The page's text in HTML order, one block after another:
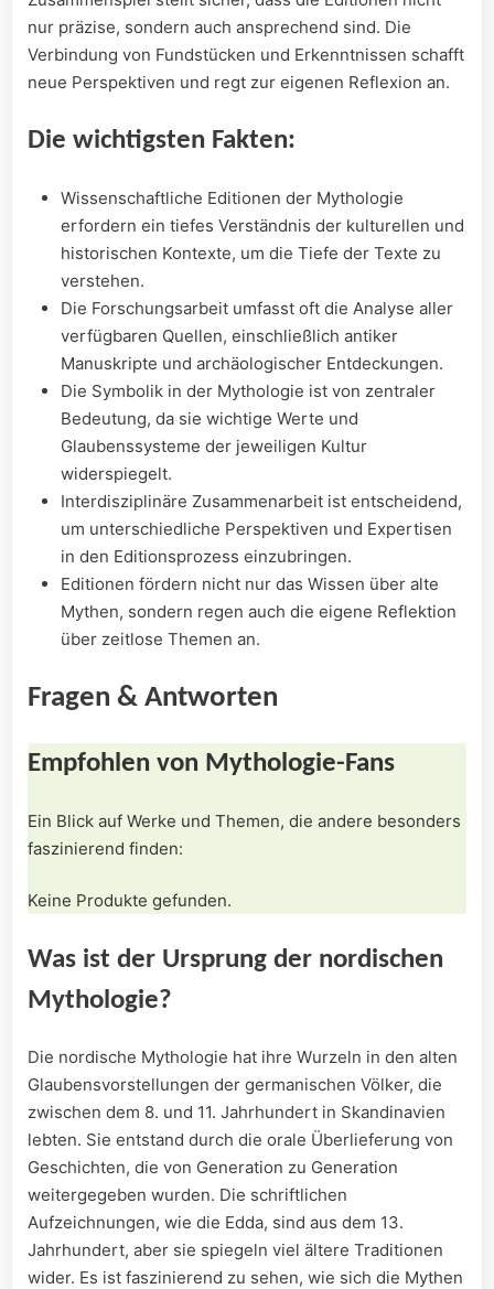
nur präzise, sondern auch ansprechend sind. Die
‌Verbindung‌ von​ Fundstücken und Erkenntnissen ⁤schafft
neue Perspektiven und regt zur eigenen Reflexion an.
Die wichtigsten Fakten:
Wissenschaftliche Editionen⁢ der⁢ Mythologie
erfordern ein tiefes Verständnis der kulturellen und
historischen ⁤Kontexte, um die⁢ Tiefe der Texte zu
verstehen.
Die Forschungsarbeit​ umfasst oft die Analyse aller
⁣verfügbaren ​Quellen, einschließlich‌ antiker
Manuskripte ‍und archäologischer Entdeckungen.
Die Symbolik in ⁣der Mythologie ist von⁤ zentraler
Bedeutung, da sie wichtige Werte und
Glaubenssysteme der ​jeweiligen Kultur
widerspiegelt.
Interdisziplinäre Zusammenarbeit ist entscheidend,
um​ unterschiedliche​ Perspektiven und⁢ Expertisen
in den Editionsprozess einzubringen.
Editionen fördern nicht nur das Wissen über‌ alte
Mythen, sondern regen auch die eigene Reflektion
über zeitlose Themen an.
Fragen & Antworten
Empfohlen von Mythologie-Fans
Ein ​Blick auf Werke und Themen, ⁢die‌ andere besonders
faszinierend finden:
Keine Produkte gefunden.
Was ​ist der Ursprung der nordischen
Mythologie?
Die nordische⁣ Mythologie hat ihre‍ Wurzeln ‍in den ​alten
Glaubensvorstellungen der‌ germanischen Völker, die
zwischen dem 8. und 11. Jahrhundert in Skandinavien
⁤lebten. Sie entstand durch die⁤ orale Überlieferung von
Geschichten, ⁢die ‌von Generation zu‍ Generation
⁢weitergegeben wurden. Die​ schriftlichen
Aufzeichnungen, wie ⁤die​ Edda, sind aus ⁢dem 13.
Jahrhundert, aber sie spiegeln viel ‌ältere Traditionen
wider.​ Es ist faszinierend zu sehen, wie sich die ‌Mythen